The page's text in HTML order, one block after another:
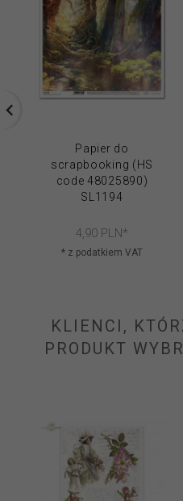
Papier do
scrapbooking (HS
code 48025890)
SL1194
4,90 PLN*
* z podatkiem VAT
KLIENCI,
PRODUKT